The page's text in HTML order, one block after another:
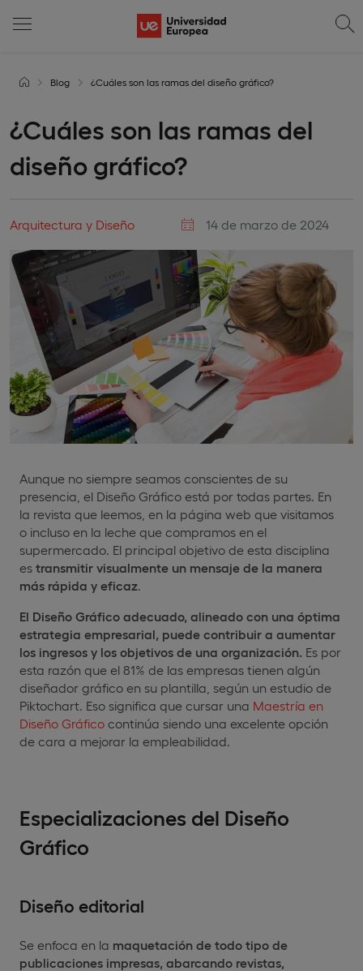
Blog ¿Cuáles son las ramas del diseño gráfico?
¿Cuáles son las ramas del
diseño gráfico?
Arquitectura y Diseño 14 de marzo de 2024
Aunque no siempre seamos conscientes de su
presencia, el Diseño Gráfico está por todas partes. En
la revista que leemos, en la página web que visitamos
o incluso en la leche que compramos en el
supermercado. El principal objetivo de esta disciplina
es transmitir visualmente un mensaje de la manera
más rápida y eficaz
El Diseño Gráfico adecuado, alineado con una óptima
estrategia empresarial, puede contribuir a aumentar
los ingresos y los objetivos de una organización. Es por
esta razón que el 81% de las empresas tienen algún
diseñador gráfico en su plantilla, según un estudio de
Piktochart. Eso significa que cursar una Maestría en
Diseño Gráfico continúa siendo una excelente opción
de cara a mejorar la empleabilidad.
Especializaciones del Diseño
Gráfico
Diseño editorial
Se enfoca en la maquetación de todo tipo de
publicaciones impresas, abarcando revistas,